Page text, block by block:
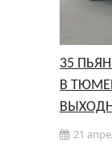
35
В
21